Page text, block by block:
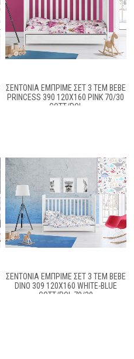
ΣΕΝΤΟΝΙΑ ΕΜΠΡΙΜΕ ΣΕΤ 3 ΤΕΜ BEBE
PRINCESS 390 120X160 PINK 70/30
COTT/POL
ΣΕΝΤΟΝΙΑ ΕΜΠΡΙΜΕ ΣΕΤ 3 ΤΕΜ BEBE
DINO 309 120X160 WHITE-BLUE
COTT/POL 70/30